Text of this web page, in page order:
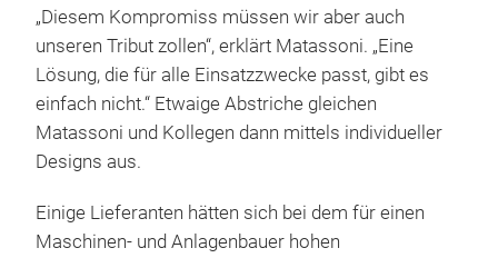
„Diesem Kompromiss müssen wir aber auch
unseren Tribut zollen“, erklärt Matassoni. „Eine
Lösung, die für alle Einsatzzwecke passt, gibt es
einfach nicht.“ Etwaige Abstriche gleichen
Matassoni und Kollegen dann mittels individueller
Designs aus.
Einige Lieferanten hätten sich bei dem für einen
Maschinen- und Anlagenbauer hohen